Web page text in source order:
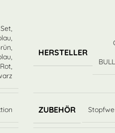
,
,
,
,
Rot,
HERSTELLER
ZUBEHÖR